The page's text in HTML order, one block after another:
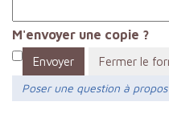
M'envoyer une copie ?
Envoyer
Fermer le
Poser une question à